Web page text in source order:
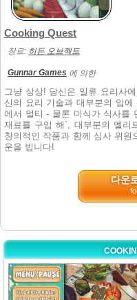
Cooking Quest
장르: 히든 오브젝트
Gunnar Games 에 의한
그냥 상상! 당신은 일류 요리사
신의 요리 기술과 대부분의 입
에서 멀티 - 물론 미식가 식사를
재료를 구입 해`, 대부분의 엘리
창의적인 작품과 함께 심사 위
운을 빕니다!
다운